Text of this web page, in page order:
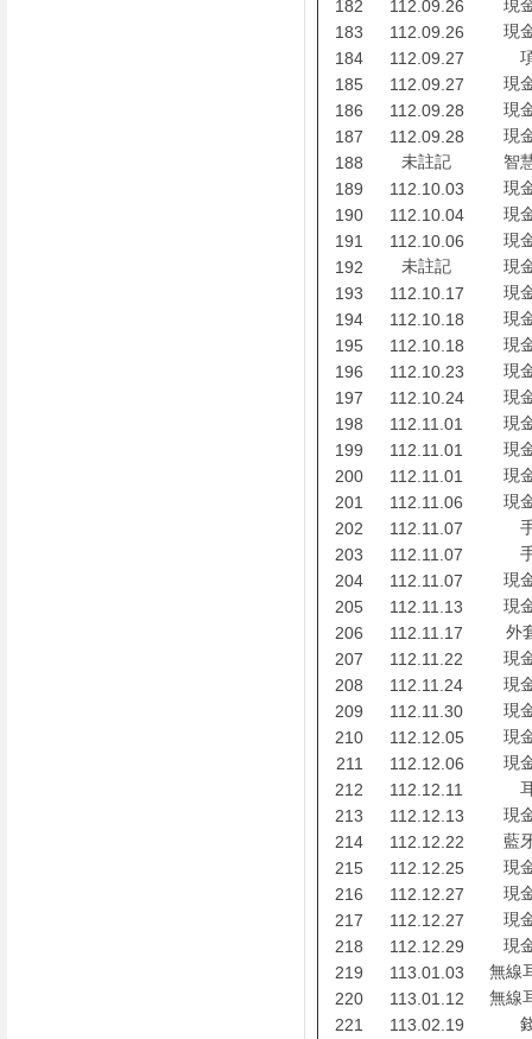
182
112.09.26
現
183
112.09.26
現
184
112.09.27
185
112.09.27
現
186
112.09.28
現
187
112.09.28
現
188
未註記
智
189
112.10.03
現
190
112.10.04
現
191
112.10.06
現
192
未註記
現
193
112.10.17
現
194
112.10.18
現
195
112.10.18
現
196
112.10.23
現
197
112.10.24
現
198
112.11.01
現
199
112.11.01
現
200
112.11.01
現
201
112.11.06
現
202
112.11.07
203
112.11.07
204
112.11.07
現
205
112.11.13
現
206
112.11.17
外
207
112.11.22
現
208
112.11.24
現
209
112.11.30
現
210
112.12.05
現
211
112.12.06
現
212
112.12.11
213
112.12.13
現
214
112.12.22
藍
215
112.12.25
現
216
112.12.27
現
217
112.12.27
現
218
112.12.29
現
219
113.01.03
無線
220
113.01.12
無線
221
113.02.19